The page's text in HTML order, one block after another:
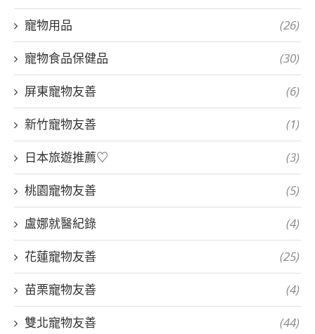
寵物用品 (26)
寵物食品保健品 (30)
屏東寵物友善 (6)
新竹寵物友善 (1)
日本旅遊推薦♡ (3)
桃園寵物友善 (5)
盧娜就醫紀錄 (4)
花蓮寵物友善 (25)
苗栗寵物友善 (4)
雙北寵物友善 (44)